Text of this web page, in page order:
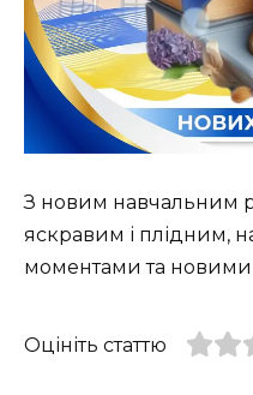
З новим навчальним
яскравим і плідним,
моментами та новими
Оцініть статтю